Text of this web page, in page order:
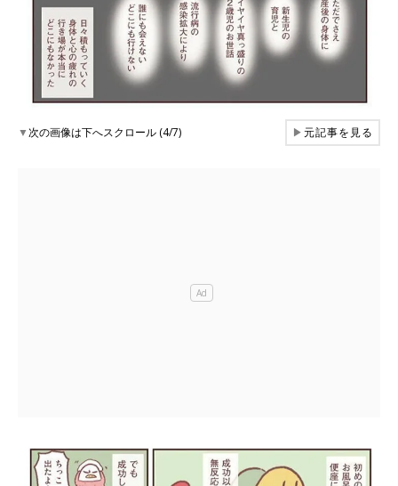
▼次の画像は下へスクロール (4/7) ▶元記事を見る